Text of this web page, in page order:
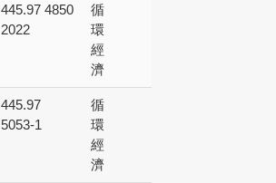
445.97 4850
2022
循
環
經
濟
445.97
5053-1
循
環
經
濟